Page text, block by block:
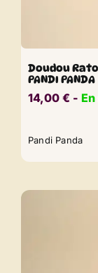
Doudou
PANDI PANDA
14,00 € ​​ -
Pandi Panda